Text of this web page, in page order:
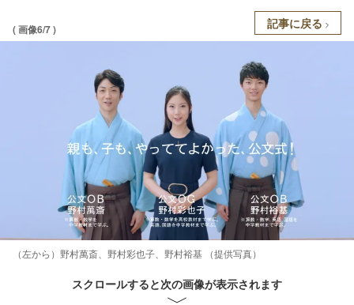
( 画像6/7 ) 記事に戻る
（左から）野村萬斎、野村彩也子、野村裕基 （提供写真）
スクロールすると次の画像が表示されます